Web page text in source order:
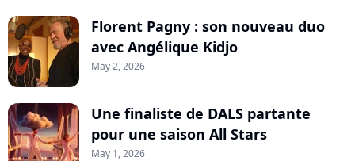
Florent Pagny : son nouveau duo
avec Angélique Kidjo
May 2, 2026
Une finaliste de DALS partante
pour une saison All Stars
May 1, 2026